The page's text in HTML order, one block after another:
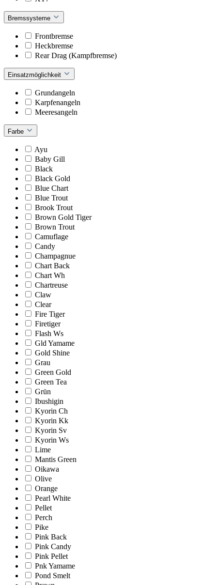
Bremssysteme
Frontbremse
Heckbremse
Rear Drag (Kampfbremse)
Einsatzmöglichkeit
Grundangeln
Karpfenangeln
Meeresangeln
Farbe
Ayu
Baby Gill
Black
Black Gold
Blue Chart
Blue Trout
Brook Trout
Brown Gold Tiger
Brown Trout
Camuflage
Candy
Champagnue
Chart Back
Chart Wh
Chartreuse
Claw
Clear
Fire Tiger
Firetiger
Flash Ws
Gld Yamame
Gold Shine
Grau
Green Gold
Green Tea
Grün
Ibushigin
Kyorin Ch
Kyorin Kk
Kyorin Sv
Kyorin Ws
Lime
Mantis Green
Oikawa
Olive
Orange
Pearl White
Pellet
Perch
Pike
Pink Back
Pink Candy
Pink Pellet
Pnk Yamame
Pond Smelt